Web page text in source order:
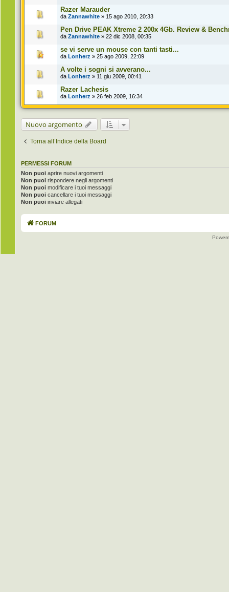
Razer Marauder
da Zannawhite » 15 ago 2010, 20:33
Pen Drive PEAK Xtreme 2 200x 4Gb. Review &
da Zannawhite » 22 dic 2008, 00:35
se vi serve un mouse con tanti tasti...
da Lonherz » 25 ago 2009, 22:09
A volte i sogni si avverano...
da Lonherz » 11 giu 2009, 00:41
Razer Lachesis
da Lonherz » 26 feb 2009, 16:34
Nuovo argomento
Torna all’Indice della Board
PERMESSI FORUM
Non puoi aprire nuovi argomenti
Non puoi rispondere negli argomenti
Non puoi modificare i tuoi messaggi
Non puoi cancellare i tuoi messaggi
Non puoi inviare allegati
FORUM